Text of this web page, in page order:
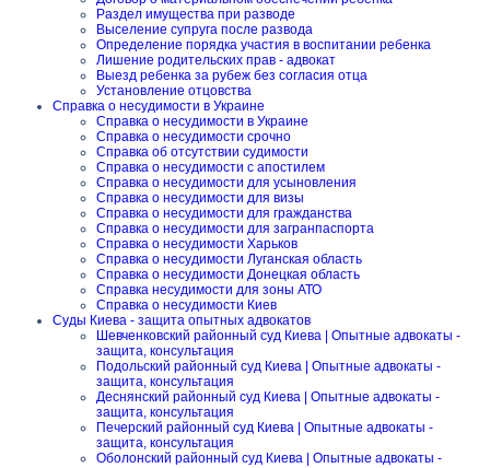
Раздел имущества при разводе
Выселение супруга после развода
Определение порядка участия в воспитании ребенка
Лишение родительских прав - адвокат
Выезд ребенка за рубеж без согласия отца
Установление отцовства
Справка о несудимости в Украине
Справка о несудимости в Украине
Справка о несудимости срочно
Справка об отсутствии судимости
Справка о несудимости с апостилем
Справка о несудимости для усыновления
Справка о несудимости для визы
Справка о несудимости для гражданства
Справка о несудимости для загранпаспорта
Справка о несудимости Харьков
Справка о несудимости Луганская область
Справка о несудимости Донецкая область
Справка несудимости для зоны АТО
Справка о несудимости Киев
Суды Киева - защита опытных адвокатов
Шевченковский районный суд Киева | Опытные адвокаты -
защита, консультация
Подольский районный суд Киева | Опытные адвокаты -
защита, консультация
Деснянский районный суд Киева | Опытные адвокаты -
защита, консультация
Печерский районный суд Киева | Опытные адвокаты -
защита, консультация
Оболонский районный суд Киева | Опытные адвокаты -